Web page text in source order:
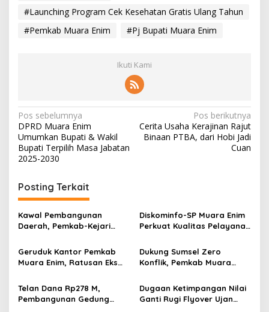
#Launching Program Cek Kesehatan Gratis Ulang Tahun
#Pemkab Muara Enim
#Pj Bupati Muara Enim
Ikuti Kami
N
a
v
g
a
s
p
o
s
Pos sebelumnya
DPRD Muara Enim
Umumkan Bupati & Wakil
Bupati Terpilih Masa Jabatan
2025-2030
Pos berikutnya
Cerita Usaha Kerajinan Rajut
Binaan PTBA, dari Hobi Jadi
Cuan
Posting Terkait
Kawal Pembangunan
Daerah, Pemkab-Kejari
Pendampingan Hukum
Diskominfo-SP Muara Enim
Perkuat Kualitas Pelayanan
LAPOR dan PPID
Geruduk Kantor Pemkab
Muara Enim, Ratusan Eks
Perusahaan Lunasi Hak
Pekerja
Dukung Sumsel Zero
Konflik, Pemkab Muara
Cegah Intoleransi dan
Radikalisme
Telan Dana Rp278 M,
Pembangunan Gedung
Dugaan Ketimpangan Nilai
Ganti Rugi Flyover Ujan